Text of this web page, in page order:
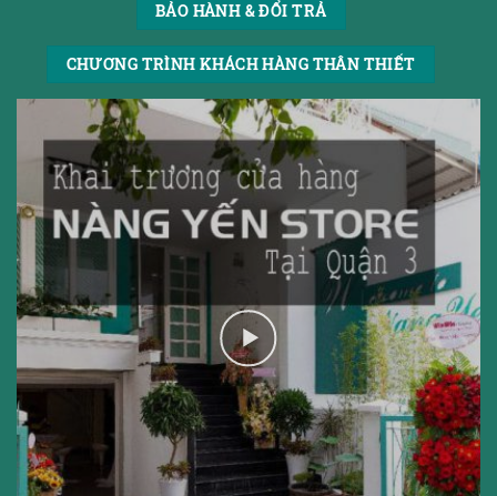
BẢO HÀNH & ĐỔI TRẢ
CHƯƠNG TRÌNH KHÁCH HÀNG THÂN THIẾT